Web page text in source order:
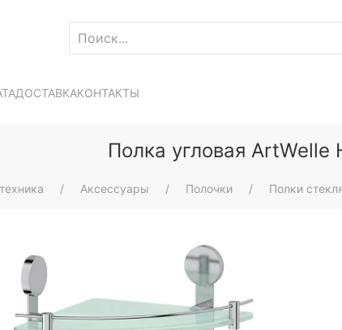
ДОСТАВКАКОНТАКТЫ
Полка угловая ArtWelle
Аксессуары Полочки Полки